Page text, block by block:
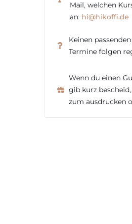
Mail, welchen
an: hi@hikoffi.de
Keinen
Termine folgen
Wenn du einen
gib kurz
zum ausdrucken